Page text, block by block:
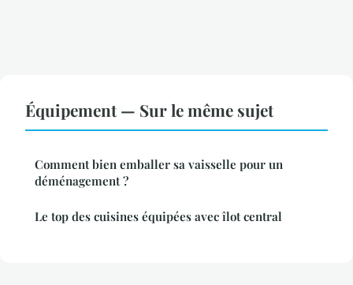
Équipement — Sur le même sujet
Comment bien emballer sa vaisselle pour un
déménagement ?
Le top des cuisines équipées avec îlot central